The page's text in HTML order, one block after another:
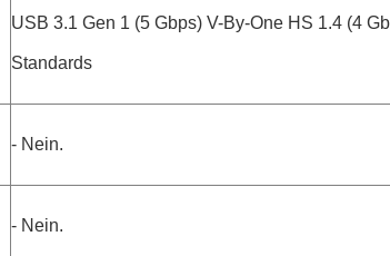
USB 3.1 Gen 1 (5 Gbps) V-By-One HS 1.4 (4
Standards
- Nein.
- Nein.